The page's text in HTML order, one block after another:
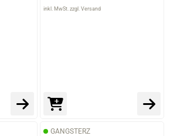
inkl. MwSt. zzgl. Versand
GANGSTERZ